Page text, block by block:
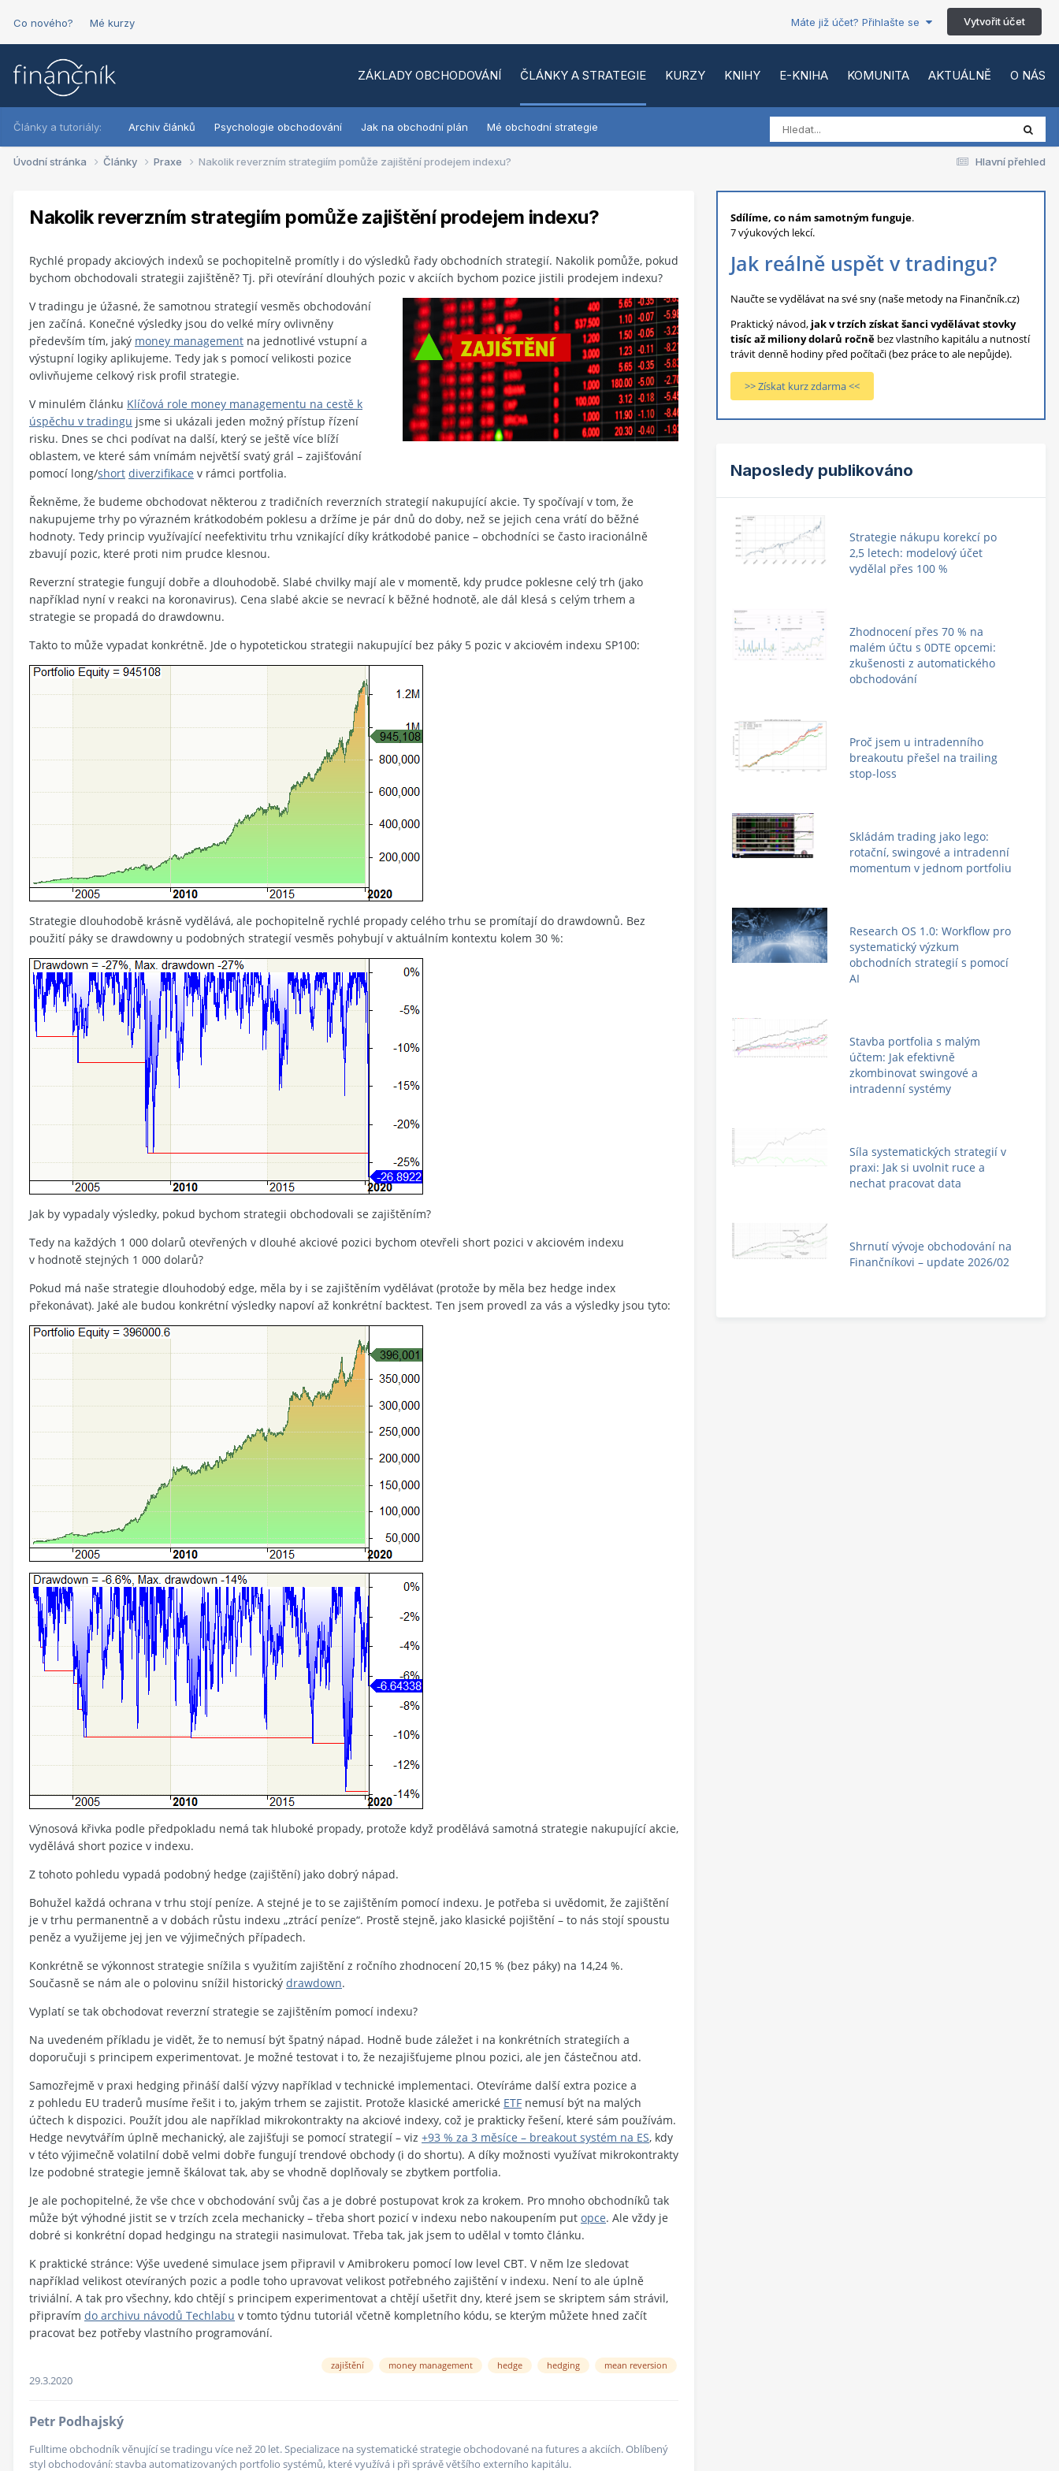
Co nového? Mé kurzy Máte již účet? Přihlašte se Vytvořit účet
ZÁKLADY OBCHODOVÁNÍ ČLÁNKY A STRATEGIE KURZY KNIHY E-KNIHA KOMUNITA AKTUÁLNĚ O NÁS
Články a tutoriály: Archiv článků Psychologie obchodování Jak na obchodní plán Mé obchodní strategie
Hlavní přehled
Úvodní stránka Články Praxe Nakolik reverzním strategiím pomůže zajištění prodejem indexu?
Nakolik reverzním strategiím pomůže zajištění prodejem indexu?
Rychlé propady akciových indexů se pochopitelně promítly i do výsledků řady obchodních strategií. Nakolik pomůže, pokud
bychom obchodovali strategii zajištěně? Tj. při otevírání dlouhých pozic v akciích bychom pozice jistili prodejem indexu?
V tradingu je úžasné, že samotnou strategií vesměs obchodování
jen začíná. Konečné výsledky jsou do velké míry ovlivněny
především tím, jaký money management na jednotlivé vstupní a
výstupní logiky aplikujeme. Tedy jak s pomocí velikosti pozice
ovlivňujeme celkový risk profil strategie.
V minulém článku Klíčová role money managementu na cestě k
úspěchu v tradingu jsme si ukázali jeden možný přístup řízení
risku. Dnes se chci podívat na další, který se ještě více blíží
oblastem, ve které sám vnímám největší svatý grál – zajišťování
pomocí long/short diverzifikace v rámci portfolia.
Řekněme, že budeme obchodovat některou z tradičních reverzních strategií nakupující akcie. Ty spočívají v tom, že
nakupujeme trhy po výrazném krátkodobém poklesu a držíme je pár dnů do doby, než se jejich cena vrátí do běžné
hodnoty. Tedy princip využívající neefektivitu trhu vznikající díky krátkodobé panice – obchodníci se často iracionálně
zbavují pozic, které proti nim prudce klesnou.
Reverzní strategie fungují dobře a dlouhodobě. Slabé chvilky mají ale v momentě, kdy prudce poklesne celý trh (jako
například nyní v reakci na koronavirus). Cena slabé akcie se nevrací k běžné hodnotě, ale dál klesá s celým trhem a
strategie se propadá do drawdownu.
Takto to může vypadat konkrétně. Jde o hypotetickou strategii nakupující bez páky 5 pozic v akciovém indexu SP100:
Strategie dlouhodobě krásně vydělává, ale pochopitelně rychlé propady celého trhu se promítají do drawdownů. Bez
použití páky se drawdowny u podobných strategií vesměs pohybují v aktuálním kontextu kolem 30 %:
Jak by vypadaly výsledky, pokud bychom strategii obchodovali se zajištěním?
Tedy na každých 1 000 dolarů otevřených v dlouhé akciové pozici bychom otevřeli short pozici v akciovém indexu
v hodnotě stejných 1 000 dolarů?
Pokud má naše strategie dlouhodobý edge, měla by i se zajištěním vydělávat (protože by měla bez hedge index
překonávat). Jaké ale budou konkrétní výsledky napoví až konkrétní backtest. Ten jsem provedl za vás a výsledky jsou tyto:
Výnosová křivka podle předpokladu nemá tak hluboké propady, protože když prodělává samotná strategie nakupující akcie,
vydělává short pozice v indexu.
Z tohoto pohledu vypadá podobný hedge (zajištění) jako dobrý nápad.
Bohužel každá ochrana v trhu stojí peníze. A stejné je to se zajištěním pomocí indexu. Je potřeba si uvědomit, že zajištění
je v trhu permanentně a v dobách růstu indexu „ztrácí peníze“. Prostě stejně, jako klasické pojištění – to nás stojí spoustu
peněz a využijeme jej jen ve výjimečných případech.
Konkrétně se výkonnost strategie snížila s využitím zajištění z ročního zhodnocení 20,15 % (bez páky) na 14,24 %.
Současně se nám ale o polovinu snížil historický drawdown.
Vyplatí se tak obchodovat reverzní strategie se zajištěním pomocí indexu?
Na uvedeném příkladu je vidět, že to nemusí být špatný nápad. Hodně bude záležet i na konkrétních strategiích a
doporučuji s principem experimentovat. Je možné testovat i to, že nezajišťujeme plnou pozici, ale jen částečnou atd.
Samozřejmě v praxi hedging přináší další výzvy například v technické implementaci. Otevíráme další extra pozice a
z pohledu EU traderů musíme řešit i to, jakým trhem se zajistit. Protože klasické americké ETF nemusí být na malých
účtech k dispozici. Použít jdou ale například mikrokontrakty na akciové indexy, což je prakticky řešení, které sám používám.
Hedge nevytvářím úplně mechanický, ale zajišťuji se pomocí strategií – viz +93 % za 3 měsíce – breakout systém na ES, kdy
v této výjimečně volatilní době velmi dobře fungují trendové obchody (i do shortu). A díky možnosti využívat mikrokontrakty
lze podobné strategie jemně škálovat tak, aby se vhodně doplňovaly se zbytkem portfolia.
Je ale pochopitelné, že vše chce v obchodování svůj čas a je dobré postupovat krok za krokem. Pro mnoho obchodníků tak
může být výhodné jistit se v trzích zcela mechanicky – třeba short pozicí v indexu nebo nakoupením put opce. Ale vždy je
dobré si konkrétní dopad hedgingu na strategii nasimulovat. Třeba tak, jak jsem to udělal v tomto článku.
K praktické stránce: Výše uvedené simulace jsem připravil v Amibrokeru pomocí low level CBT. V něm lze sledovat
například velikost otevíraných pozic a podle toho upravovat velikost potřebného zajištění v indexu. Není to ale úplně
triviální. A tak pro všechny, kdo chtějí s principem experimentovat a chtějí ušetřit dny, které jsem se skriptem sám strávil,
připravím do archivu návodů Techlabu v tomto týdnu tutoriál včetně kompletního kódu, se kterým můžete hned začít
pracovat bez potřeby vlastního programování.
zajištění money management hedge hedging mean reversion
29.3.2020
Petr Podhajský
Fulltime obchodník věnující se tradingu více než 20 let. Specializace na systematické strategie obchodované na futures a akciích. Oblíbený
styl obchodování: stavba automatizovaných portfolio systémů, které využívá i při správě většího externího kapitálu.
Sdílíme, co nám samotným funguje.
7 výukových lekcí.
Jak reálně uspět v tradingu?
Naučte se vydělávat na své sny (naše metody na Finančník.cz)
Praktický návod, jak v trzích získat šanci vydělávat stovky
tisíc až miliony dolarů ročněbez vlastního kapitálu a nutností
trávit denně hodiny před počítači (bez práce to ale nepůjde).
>> Získat kurz zdarma <<
Naposledy publikováno
Strategie nákupu korekcí po
2,5 letech: modelový účet
vydělal přes 100 %
Zhodnocení přes 70 % na
malém účtu s 0DTE opcemi:
zkušenosti z automatického
obchodování
Proč jsem u intradenního
breakoutu přešel na trailing
stop-loss
Skládám trading jako lego:
rotační, swingové a intradenní
momentum v jednom portfoliu
Research OS 1.0: Workflow pro
systematický výzkum
obchodních strategií s pomocí
AI
Stavba portfolia s malým
účtem: Jak efektivně
zkombinovat swingové a
intradenní systémy
Síla systematických strategií v
praxi: Jak si uvolnit ruce a
nechat pracovat data
Shrnutí vývoje obchodování na
Finančníkovi – update 2026/02